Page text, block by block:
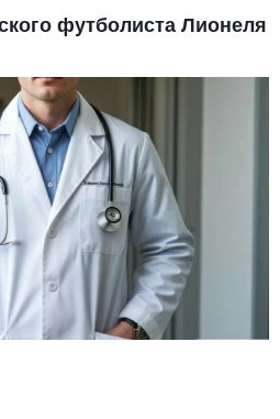
футболиста Лионеля